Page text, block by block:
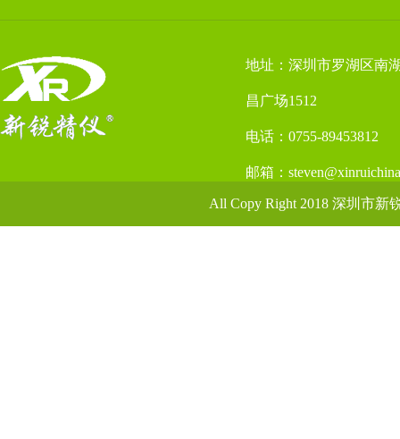
地址：深圳市罗湖区南
昌广场1512
电话：0755-89453812
邮箱：
All Copy Right 2018 深圳市